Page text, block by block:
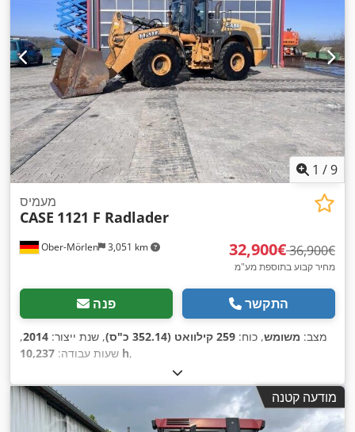
1 /9
Ober-Mörlen 3,051 km
מעמיס
CASE 1121 F Radlader
‏32,900 ‏€ ‏36,900 ‏€
מחיר קבוע בתוספת מע"מ
פנה התקשר
מצב: משומש, כוח: 259 קילוואט (352.14 כ"ס) , שנת ייצור: 2014
,
שעות עבודה: 10,237 h,
מודעה קטנה